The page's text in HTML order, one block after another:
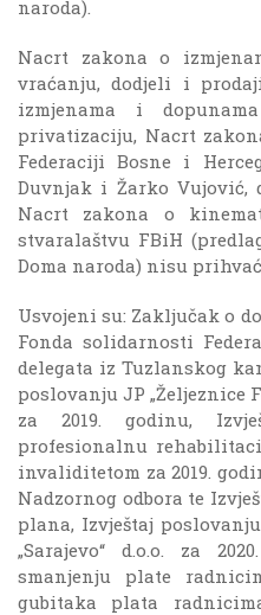
naroda).
Nacrt zakona o
vraćanju, dodjeli i
izmjenama i
privatizaciju, Nacrt
Federaciji Bosne i
Duvnjak i Žarko Vujović,
Nacrt zakona o
stvaralaštvu FBiH
Doma naroda) nisu
Usvojeni su: Zaključak o
Fonda solidarnosti
delegata iz Tuzlanskog
poslovanju JP „Željeznice
za 2019. godinu,
profesionalnu
invaliditetom za 2019.
Nadzornog odbora te
plana, Izvještaj
„Sarajevo“ d.o.o. za
smanjenju plate
gubitaka plata